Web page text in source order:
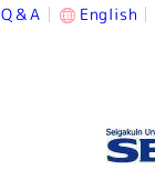
Q＆A English